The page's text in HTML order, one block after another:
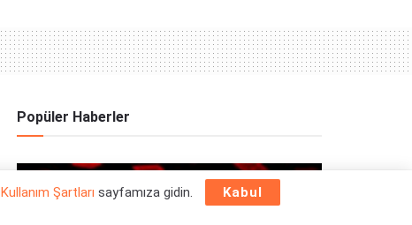
Popüler Haberler
Kullanım Şartları sayfamıza gidin. Kabul